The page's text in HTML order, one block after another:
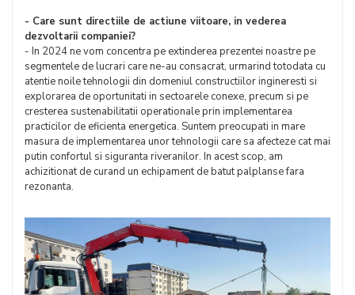
- Care sunt directiile de actiune viitoare, in vederea
dezvoltarii companiei?
- In 2024 ne vom concentra pe extinderea prezentei noastre pe
segmentele de lucrari care ne-au consacrat, urmarind totodata cu
atentie noile tehnologii din domeniul constructiilor ingineresti si
explorarea de oportunitati in sectoarele conexe, precum si pe
cresterea sustenabilitatii operationale prin implementarea
practicilor de eficienta energetica. Suntem preocupati in mare
masura de implementarea unor tehnologii care sa afecteze cat mai
putin confortul si siguranta riveranilor. In acest scop, am
achizitionat de curand un echipament de batut palplanse fara
rezonanta.